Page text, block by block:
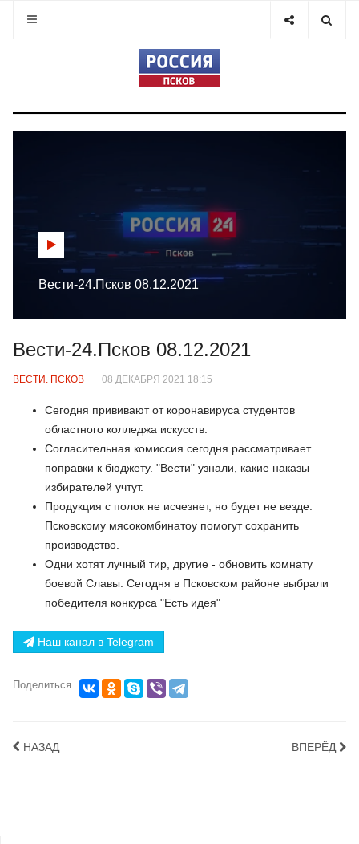
Вести-24.Псков 08.12.2021
Вести-24.Псков 08.12.2021
ВЕСТИ. ПСКОВ 08 ДЕКАБРЯ 2021 18:15
Сегодня прививают от коронавируса студентов
областного колледжа искусств.
Согласительная комиссия сегодня рассматривает
поправки к бюджету. "Вести" узнали, какие наказы
избирателей учтут.
Продукция с полок не исчезнет, но будет не везде.
Псковскому мясокомбинатоу помогут сохранить
производство.
Одни хотят лучный тир, другие - обновить комнату
боевой Славы. Сегодня в Псковском районе выбрали
победителя конкурса "Есть идея"
Наш канал в Telegram
Поделиться
НАЗАД ВПЕРЁД